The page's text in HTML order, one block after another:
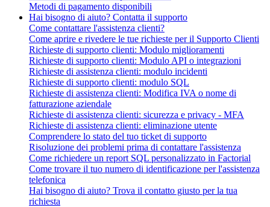
Metodi di pagamento disponibili
Hai bisogno di aiuto? Contatta il supporto
Come contattare l'assistenza clienti?
Come aprire e rivedere le tue richieste per il Supporto Clienti
Richieste di supporto clienti: Modulo miglioramenti
Richieste di supporto clienti: Modulo API o integrazioni
Richieste di assistenza clienti: modulo incidenti
Richieste di supporto clienti: modulo SQL
Richieste di assistenza clienti: Modifica IVA o nome di
fatturazione aziendale
Richieste di assistenza clienti: sicurezza e privacy - MFA
Richieste di assistenza clienti: eliminazione utente
Comprendere lo stato del tuo ticket di supporto
Risoluzione dei problemi prima di contattare l'assistenza
Come richiedere un report SQL personalizzato in Factorial
Come trovare il tuo numero di identificazione per l'assistenza
telefonica
Hai bisogno di aiuto? Trova il contatto giusto per la tua
richiesta